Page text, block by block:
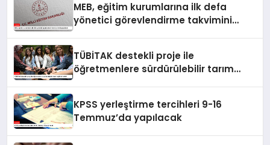
MEB, eğitim kurumlarına ilk defa
yönetici görevlendirme takvimini
TÜBİTAK destekli proje ile
öğretmenlere sürdürülebilir tarım
KPSS yerleştirme tercihleri 9-16
Temmuz’da yapılacak